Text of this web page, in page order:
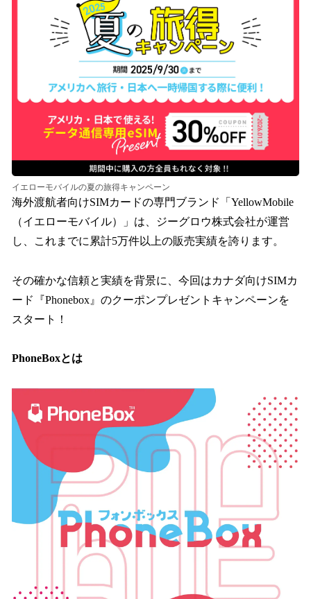
イエローモバイルの夏の旅得キャンペーン
海外渡航者向けSIMカードの専門ブランド「YellowMobile
（イエローモバイル）」は、ジーグロウ株式会社が運営
し、これまでに累計5万件以上の販売実績を誇ります。
その確かな信頼と実績を背景に、今回はカナダ向けSIMカ
ード『Phonebox』のクーポンプレゼントキャンペーンを
スタート！
PhoneBoxとは